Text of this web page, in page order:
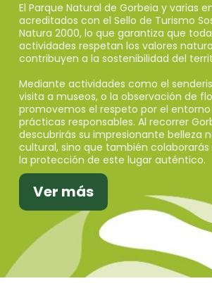
El Parque Natural de Gorbeia y varias
acreditados con el Sello de Turismo
Natura 2000, lo que garantiza que
actividades respetan los valores
contribuyen a la sostenibilidad del
Mediante actividades como el
visita a museos, o la observación de
promovemos el respeto por el
prácticas responsables. Al recorrer
descubrirás su impresionante belleza
cultural, sino que también
la protección de este lugar auténtico.
Ver más